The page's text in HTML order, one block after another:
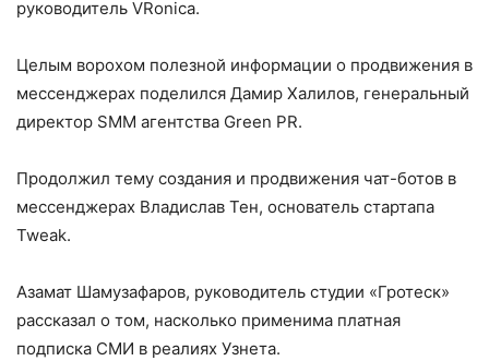
руководитель VRonica.
Целым ворохом полезной информации о продвижения в
мессенджерах поделился Дамир Халилов, генеральный
директор SMM агентства Green PR.
Продолжил тему создания и продвижения чат-ботов в
мессенджерах Владислав Тен, основатель стартапа
Tweak.
Азамат Шамузафаров, руководитель студии «Гротеск»
рассказал о том, насколько применима платная
подписка СМИ в реалиях Узнета.